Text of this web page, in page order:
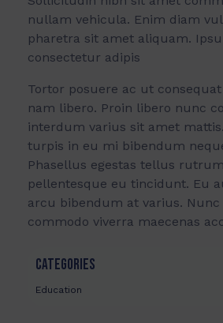
nullam vehicula. Enim diam
pharetra sit amet aliquam.
consectetur adipis
Tortor posuere ac ut
nam libero. Proin libero nunc
interdum varius sit amet
turpis in eu mi bibendum
Phasellus egestas tellus
pellentesque eu tincidunt. Eu
arcu bibendum at varius. Nunc
commodo viverra maecenas
CATEGORIES
Education